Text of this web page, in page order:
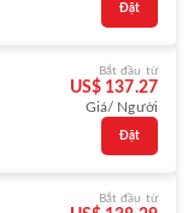
Đặt
Bắt đầu từ
US$ 137.27
Giá/ Người
Đặt
Bắt đầu từ